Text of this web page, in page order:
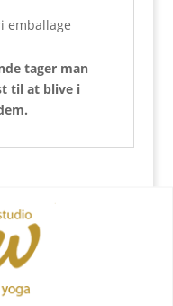
emballage
tager man
til at blive i